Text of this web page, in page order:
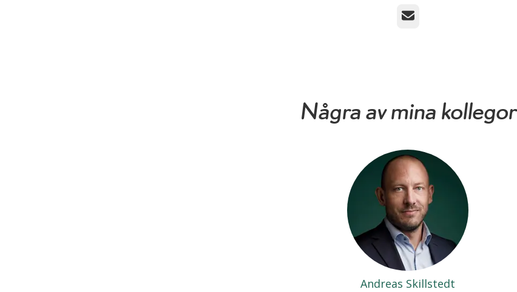
E-post
Några av mina kollegor
Andreas Skillstedt